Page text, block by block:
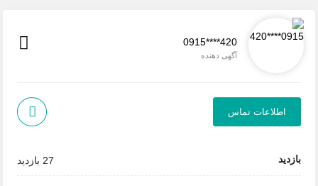
0915****420
آگهی دهنده
اطلاعات تماس
بازدید 27 بازدید